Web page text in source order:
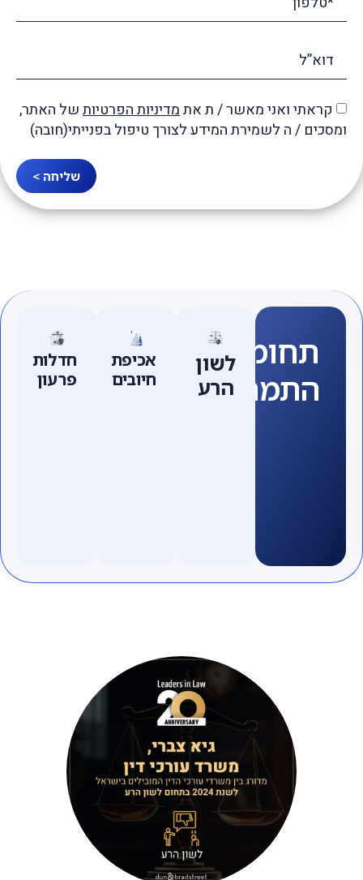
קראתי ואני מאשר / ת אתמדיניות הפרטיותשל האתר,
ומסכים / ה לשמירת המידע לצורך טיפול בפנייתי(חובה)
שליחה >
תחומי
התמחות
לשון
הרע
אכיפת
חיובים
חדלות
פרעון